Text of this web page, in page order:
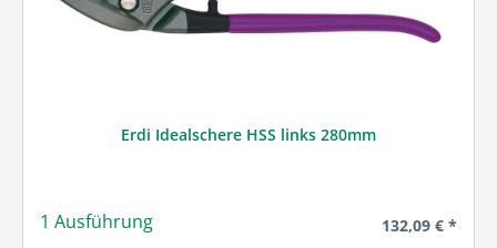
Erdi Idealschere HSS links 280mm
1 Ausführung Regulärer
132,09 € *